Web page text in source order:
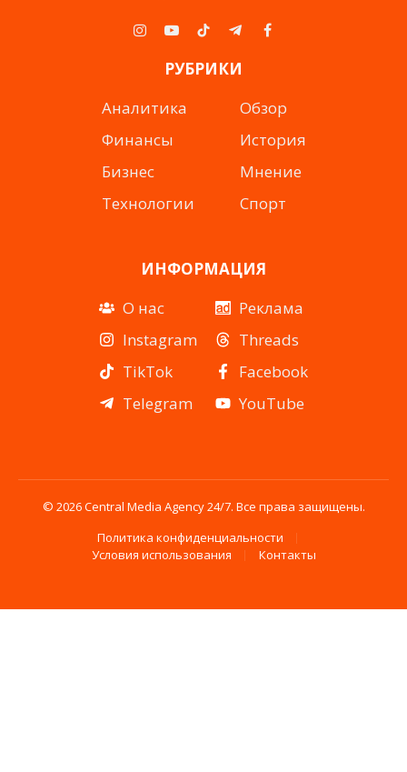
Instagram
YouTubeTikTokTelegramFacebook
РУБРИКИ
Аналитика
Финансы
Бизнес
Технологии
Обзор
История
Мнение
Спорт
ИНФОРМАЦИЯ
О нас
Instagram
TikTok
Telegram
Реклама
Threads
Facebook
YouTube
© 2026 Central Media Agency 24/7. Все права защищены.
Политика конфиденциальности
Условия использования
Контакты